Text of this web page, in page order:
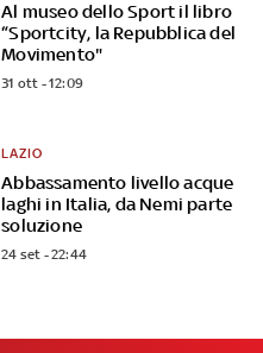
Al museo dello Sport il libro
“Sportcity, la Repubblica del
Movimento"
31 ott - 12:09
Abbassamento livello acque
laghi in Italia, da Nemi parte
soluzione
LAZIO
24 set - 22:44